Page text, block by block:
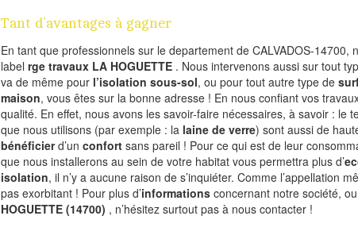
Tant d’avantages à gagner
En tant que professionnels sur le departement de CALVADOS-
labelrge travaux LA HOGUETTE . Nous intervenons aussi sur tout
va de même pour l’isolation sous-sol, ou pour tout autre type de
maison, vous êtes sur la bonne adresse ! En nous confiant vos
qualité. En effet, nous avons les savoir-faire nécessaires, à savoir : le
que nous utilisons (par exemple : la laine de verre) sont aussi de
bénéficierd’unconfort sans pareil ! Pour ce qui est de leur
que nous installerons au sein de votre habitat vous permettra plus d’
isolation, il n’y a aucune raison de s’inquiéter. Comme l’appellation
pas exorbitant ! Pour plus d’informations concernant notre société,
HOGUETTE (14700) , n’hésitez surtout pas à nous contacter !